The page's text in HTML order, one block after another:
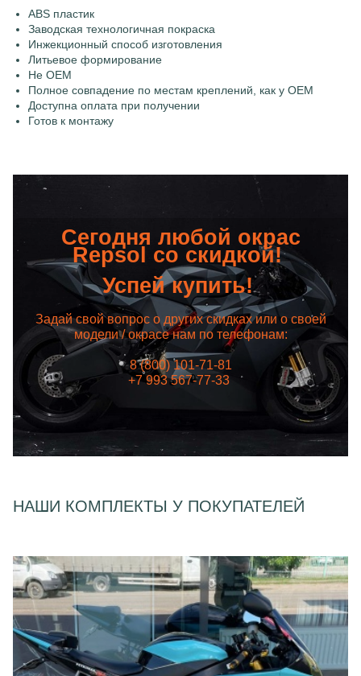
ABS пластик
Заводская технологичная покраска
Инжекционный способ изготовления
Литьевое формирование
Не OEM
Полное совпадение по местам креплений, как у OEM
Доступна оплата при получении
Готов к монтажу
Сегодня любой окрас
Repsol со скидкой!
Успей купить!
Задай свой вопрос о других скидках или о своей
модели / окрасе нам по телефонам:
8 (800) 101-71-81
+7 993 567-77-33
НАШИ КОМПЛЕКТЫ У ПОКУПАТЕЛЕЙ